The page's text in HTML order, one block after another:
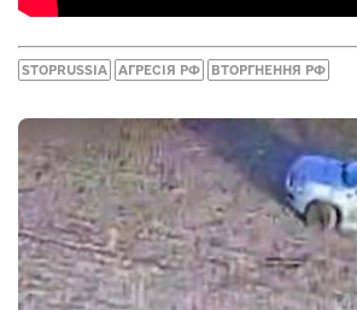
STOPRUSSIA АГРЕСІЯ РФ ВТОРГНЕННЯ РФ